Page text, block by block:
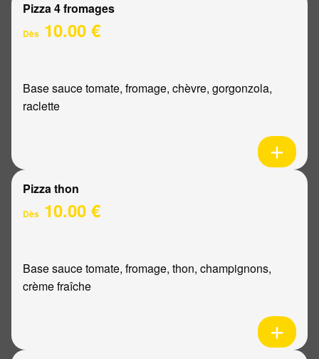
Pizza 4 fromages
Dès 10.00 €
Base sauce tomate, fromage, chèvre, gorgonzola,
raclette
Pizza thon
Dès 10.00 €
Base sauce tomate, fromage, thon, champignons,
crème fraîche